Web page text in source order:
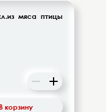
мяса птицы
В корзину